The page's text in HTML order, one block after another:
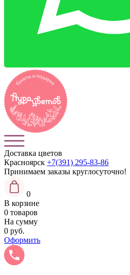
Доставка цветов
Красноярск +7(391) 295-83-86
Принимаем заказы круглосуточно!
0
В корзине
0 товаров
На сумму
0 руб.
Оформить